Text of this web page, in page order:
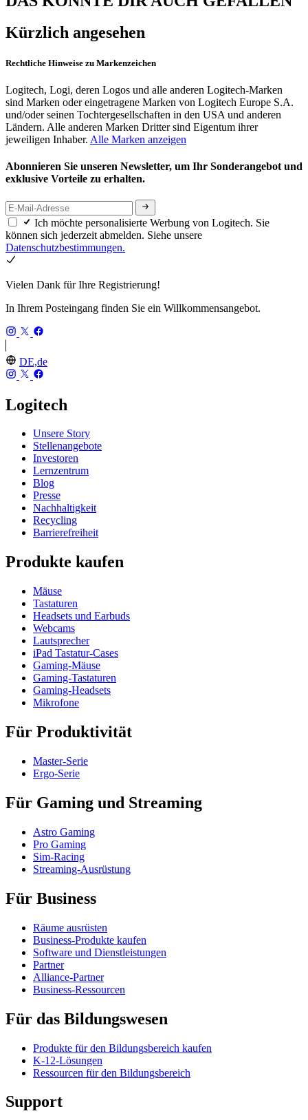
Kürzlich angesehen
Rechtliche Hinweise zu Markenzeichen
Logitech, Logi, deren Logos und alle anderen Logitech-Marken
sind Marken oder eingetragene Marken von Logitech Europe S.A.
und/oder seinen Tochtergesellschaften in den USA und anderen
Ländern. Alle anderen Marken Dritter sind Eigentum ihrer
jeweiligen Inhaber. Alle Marken anzeigen
Abonnieren Sie unseren Newsletter, um Ihr Sonderangebot und
exklusive Vorteile zu erhalten.
Ich möchte personalisierte Werbung von Logitech. Sie
können sich jederzeit abmelden. Siehe unsere
Datenschutzbestimmungen.
Vielen Dank für Ihre Registrierung!
In Ihrem Posteingang finden Sie ein Willkommensangebot.
DE,de
Logitech
Unsere Story
Stellenangebote
Investoren
Lernzentrum
Blog
Presse
Nachhaltigkeit
Recycling
Barrierefreiheit
Produkte kaufen
Mäuse
Tastaturen
Headsets und Earbuds
Webcams
Lautsprecher
iPad Tastatur-Cases
Gaming-Mäuse
Gaming-Tastaturen
Gaming-Headsets
Mikrofone
Für Produktivität
Master-Serie
Ergo-Serie
Für Gaming und Streaming
Astro Gaming
Pro Gaming
Sim-Racing
Streaming-Ausrüstung
Für Business
Räume ausrüsten
Business-Produkte kaufen
Software und Dienstleistungen
Partner
Alliance-Partner
Business-Ressourcen
Für das Bildungswesen
Produkte für den Bildungsbereich kaufen
K-12-Lösungen
Ressourcen für den Bildungsbereich
Support